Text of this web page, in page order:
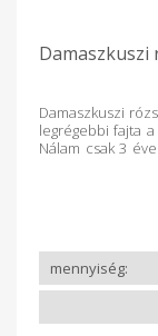
Damaszkuszi
Damaszkuszi
legrégebbi fajta
Nálam csak 3
változat
Richeleu ,
rőzsaszirom tae
alvást .
bélfertőzések